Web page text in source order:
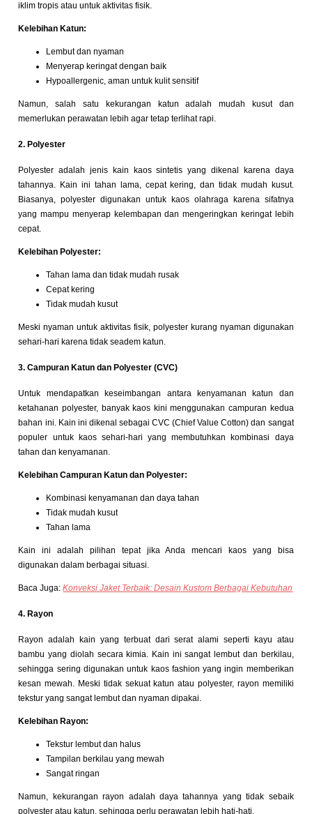
iklim tropis atau untuk aktivitas fisik.
Kelebihan Katun:
Lembut dan nyaman
Menyerap keringat dengan baik
Hypoallergenic, aman untuk kulit sensitif
Namun, salah satu kekurangan katun adalah mudah kusut dan
memerlukan perawatan lebih agar tetap terlihat rapi.
2. Polyester
Polyester adalah jenis kain kaos sintetis yang dikenal karena daya
tahannya. Kain ini tahan lama, cepat kering, dan tidak mudah kusut.
Biasanya, polyester digunakan untuk kaos olahraga karena sifatnya
yang mampu menyerap kelembapan dan mengeringkan keringat lebih
cepat.
Kelebihan Polyester:
Tahan lama dan tidak mudah rusak
Cepat kering
Tidak mudah kusut
Meski nyaman untuk aktivitas fisik, polyester kurang nyaman digunakan
sehari-hari karena tidak seadem katun.
3. Campuran Katun dan Polyester (CVC)
Untuk mendapatkan keseimbangan antara kenyamanan katun dan
ketahanan polyester, banyak kaos kini menggunakan campuran kedua
bahan ini. Kain ini dikenal sebagai CVC (Chief Value Cotton) dan sangat
populer untuk kaos sehari-hari yang membutuhkan kombinasi daya
tahan dan kenyamanan.
Kelebihan Campuran Katun dan Polyester:
Kombinasi kenyamanan dan daya tahan
Tidak mudah kusut
Tahan lama
Kain ini adalah pilihan tepat jika Anda mencari kaos yang bisa
digunakan dalam berbagai situasi.
Baca Juga:Konveksi Jaket Terbaik: Desain Kustom Berbagai Kebutuhan
4. Rayon
Rayon adalah kain yang terbuat dari serat alami seperti kayu atau
bambu yang diolah secara kimia. Kain ini sangat lembut dan berkilau,
sehingga sering digunakan untuk kaos fashion yang ingin memberikan
kesan mewah. Meski tidak sekuat katun atau polyester, rayon memiliki
tekstur yang sangat lembut dan nyaman dipakai.
Kelebihan Rayon:
Tekstur lembut dan halus
Tampilan berkilau yang mewah
Sangat ringan
Namun, kekurangan rayon adalah daya tahannya yang tidak sebaik
polyester atau katun, sehingga perlu perawatan lebih hati-hati.